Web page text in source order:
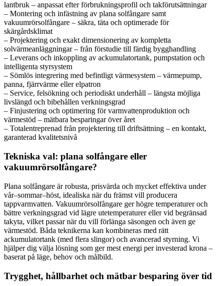
lantbruk – anpassat efter förbrukningsprofil och takförutsättningar
– Montering och infästning av plana solfångare samt
vakuumrörsolfångare – säkra, täta och optimerade för
skärgårdsklimat
– Projektering och exakt dimensionering av kompletta
solvärmeanläggningar – från förstudie till färdig bygghandling
– Leverans och inkoppling av ackumulatortank, pumpstation och
intelligenta styrsystem
– Sömlös integrering med befintligt värmesystem – värmepump,
panna, fjärrvärme eller elpatron
– Service, felsökning och periodiskt underhåll – längsta möjliga
livslängd och bibehållen verkningsgrad
– Finjustering och optimering för varmvattenproduktion och
värmestöd – mätbara besparingar över året
– Totalentreprenad från projektering till driftsättning – en kontakt,
garanterad kvalitetsnivå
Tekniska val: plana solfångare eller
vakuumrörsolfångare?
Plana solfångare är robusta, prisvärda och mycket effektiva under
vår–sommar–höst, idealiska när du främst vill producera
tappvarmvatten. Vakuumrörsolfångare ger högre temperaturer och
bättre verkningsgrad vid lägre utetemperaturer eller vid begränsad
takyta, vilket passar när du vill förlänga säsongen och även ge
värmestöd. Båda teknikerna kan kombineras med rätt
ackumulatortank (med flera slingor) och avancerad styrning. Vi
hjälper dig välja lösning som ger mest energi per investerad krona –
baserat på läge, behov och målbild.
Trygghet, hållbarhet och mätbar besparing över tid